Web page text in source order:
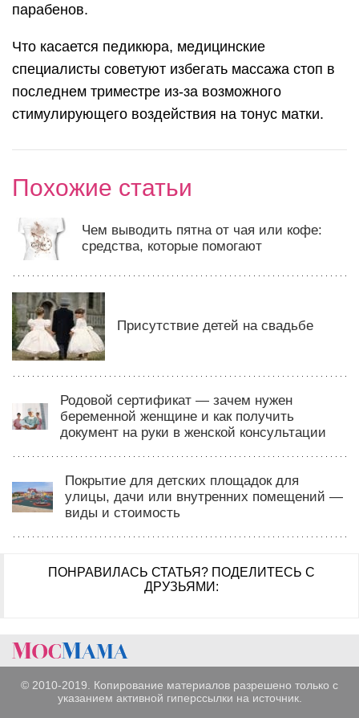
парабенов.
Что касается педикюра, медицинские
специалисты советуют избегать массажа стоп в
последнем триместре из-за возможного
стимулирующего воздействия на тонус матки.
Похожие статьи
Чем выводить пятна от чая или кофе:
средства, которые помогают
Присутствие детей на свадьбе
Родовой сертификат — зачем нужен
беременной женщине и как получить
документ на руки в женской консультации
Покрытие для детских площадок для
улицы, дачи или внутренних помещений —
виды и стоимость
ПОНРАВИЛАСЬ СТАТЬЯ? ПОДЕЛИТЕСЬ С
ДРУЗЬЯМИ:
© 2010-2019. Копирование материалов разрешено только с
указанием активной гиперссылки на источник.